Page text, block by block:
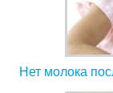
Нет молока